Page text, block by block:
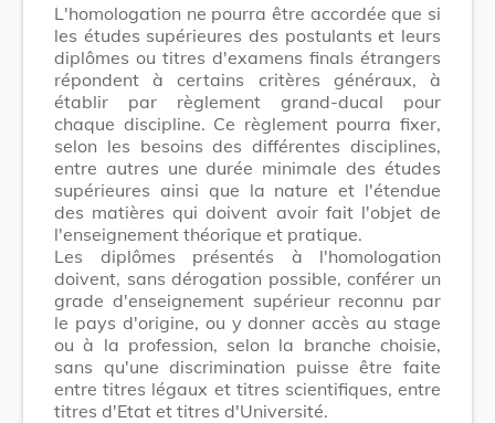
L'homologation ne pourra être accordée que si
les études supérieures des postulants et leurs
diplômes ou titres d'examens finals étrangers
répondent à certains critères généraux, à
établir par règlement grand-ducal pour
chaque discipline. Ce règlement pourra fixer,
selon les besoins des différentes disciplines,
entre autres une durée minimale des études
supérieures ainsi que la nature et l'étendue
des matières qui doivent avoir fait l'objet de
l'enseignement théorique et pratique.
Les diplômes présentés à l'homologation
doivent, sans dérogation possible, conférer un
grade d'enseignement supérieur reconnu par
le pays d'origine, ou y donner accès au stage
ou à la profession, selon la branche choisie,
sans qu'une discrimination puisse être faite
entre titres légaux et titres scientifiques, entre
titres d'Etat et titres d'Université.